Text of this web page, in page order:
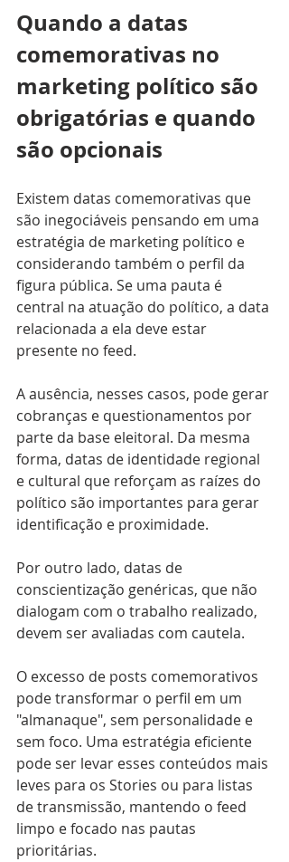
Quando a datas
comemorativas no
marketing político são
obrigatórias e quando
são opcionais
Existem datas comemorativas que
são inegociáveis pensando em uma
estratégia de marketing político e
considerando também o perfil da
figura pública. Se uma pauta é
central na atuação do político, a data
relacionada a ela deve estar
presente no feed.
A ausência, nesses casos, pode gerar
cobranças e questionamentos por
parte da base eleitoral. Da mesma
forma, datas de identidade regional
e cultural que reforçam as raízes do
político são importantes para gerar
identificação e proximidade.
Por outro lado, datas de
conscientização genéricas, que não
dialogam com o trabalho realizado,
devem ser avaliadas com cautela.
O excesso de posts comemorativos
pode transformar o perfil em um
"almanaque", sem personalidade e
sem foco. Uma estratégia eficiente
pode ser levar esses conteúdos mais
leves para os Stories ou para listas
de transmissão, mantendo o feed
limpo e focado nas pautas
prioritárias.